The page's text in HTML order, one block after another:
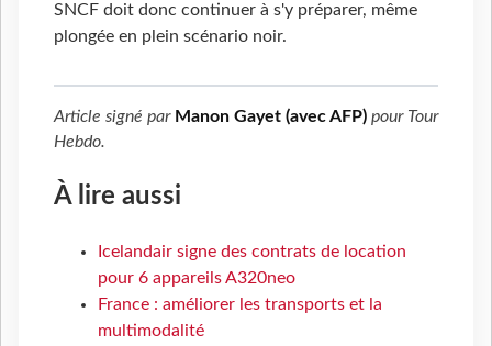
SNCF doit donc continuer à s'y préparer, même
plongée en plein scénario noir.
Article signé par Manon Gayet (avec AFP) pour Tour
Hebdo.
À lire aussi
Icelandair signe des contrats de location
pour 6 appareils A320neo
France : améliorer les transports et la
multimodalité